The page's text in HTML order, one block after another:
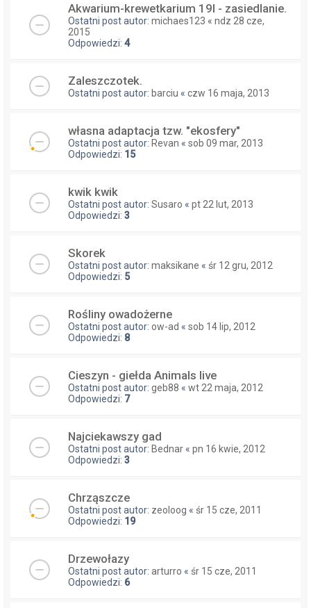
Akwarium-krewetkarium 19l - zasiedlanie.
Ostatni post autor: michaes123 « ndz 28 cze,
2015
Odpowiedzi: 4
Zaleszczotek.
Ostatni post autor: barciu « czw 16 maja, 2013
własna adaptacja tzw. "ekosfery"
Ostatni post autor: Revan « sob 09 mar, 2013
Odpowiedzi: 15
kwik kwik
Ostatni post autor: Susaro « pt 22 lut, 2013
Odpowiedzi: 3
Skorek
Ostatni post autor: maksikane « śr 12 gru, 2012
Odpowiedzi: 5
Rośliny owadożerne
Ostatni post autor: ow-ad « sob 14 lip, 2012
Odpowiedzi: 8
Cieszyn - giełda Animals live
Ostatni post autor: geb88 « wt 22 maja, 2012
Odpowiedzi: 7
Najciekawszy gad
Ostatni post autor: Bednar « pn 16 kwie, 2012
Odpowiedzi: 3
Chrząszcze
Ostatni post autor: zeoloog « śr 15 cze, 2011
Odpowiedzi: 19
Drzewołazy
Ostatni post autor: arturro « śr 15 cze, 2011
Odpowiedzi: 6